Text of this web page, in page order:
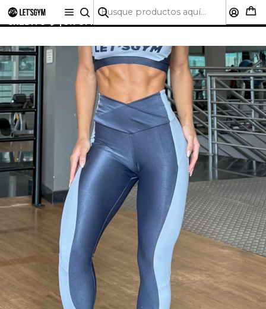
🚚 ENVÍO GRATIS A TODO CHILE SOBRE $50.000 | HASTA
6 CUOTAS SIN INTERÉS CON CUALQUIER TARJETA DE
CRÉDITO 💳 | 5% OFF PRIMERA COMPRA